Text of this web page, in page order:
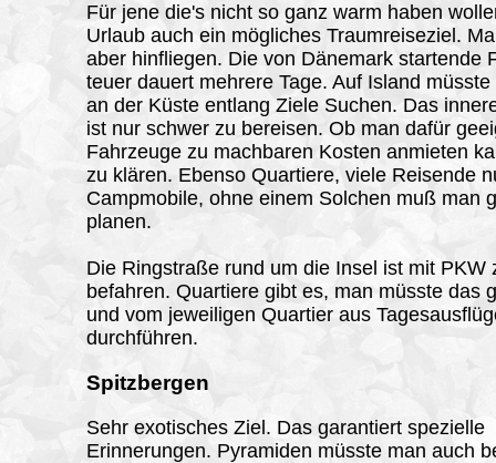
Für jene die's nicht so ganz warm haben
Urlaub auch ein mögliches Traumreiseziel.
aber hinfliegen. Die von Dänemark startende
teuer dauert mehrere Tage. Auf Island
an der Küste entlang Ziele Suchen. Das
ist nur schwer zu bereisen. Ob man dafür
Fahrzeuge zu machbaren Kosten anmieten
zu klären. Ebenso Quartiere, viele Reisende
Campmobile, ohne einem Solchen muß man
planen.
Die Ringstraße rund um die Insel ist mit PKW
befahren. Quartiere gibt es, man müsste das
und vom jeweiligen Quartier aus
durchführen.
Spitzbergen
Sehr exotisches Ziel. Das garantiert spezielle
Erinnerungen. Pyramiden müsste man auch